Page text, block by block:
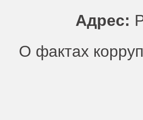
Адрес:
О фактах